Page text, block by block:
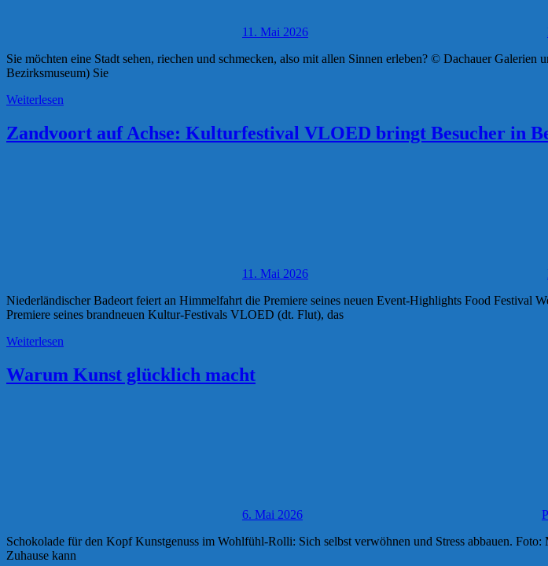
11. Mai 2026
Sie möchten eine Stadt sehen, riechen und schmecken, also mit allen Sinnen erleben? © Dachauer
Bezirksmuseum) Sie
Weiterlesen
Zandvoort auf Achse: Kulturfestival VLOED bringt Besucher in
11. Mai 2026
Niederländischer Badeort feiert an Himmelfahrt die Premiere seines neuen Event-Highlights Food
Premiere seines brandneuen Kultur-Festivals VLOED (dt. Flut), das
Weiterlesen
Warum Kunst glücklich macht
6. Mai 2026
Schokolade für den Kopf Kunstgenuss im Wohlfühl-Rolli: Sich selbst verwöhnen und Stress abbauen.
Zuhause kann